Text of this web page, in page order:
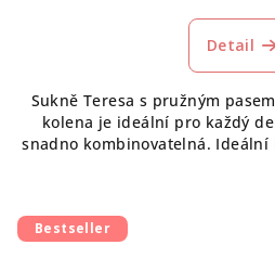
z
5
Detail
Sukně Teresa s pružným
kolena je ideální pro každý
snadno kombinovatelná. Ideální
Bestseller